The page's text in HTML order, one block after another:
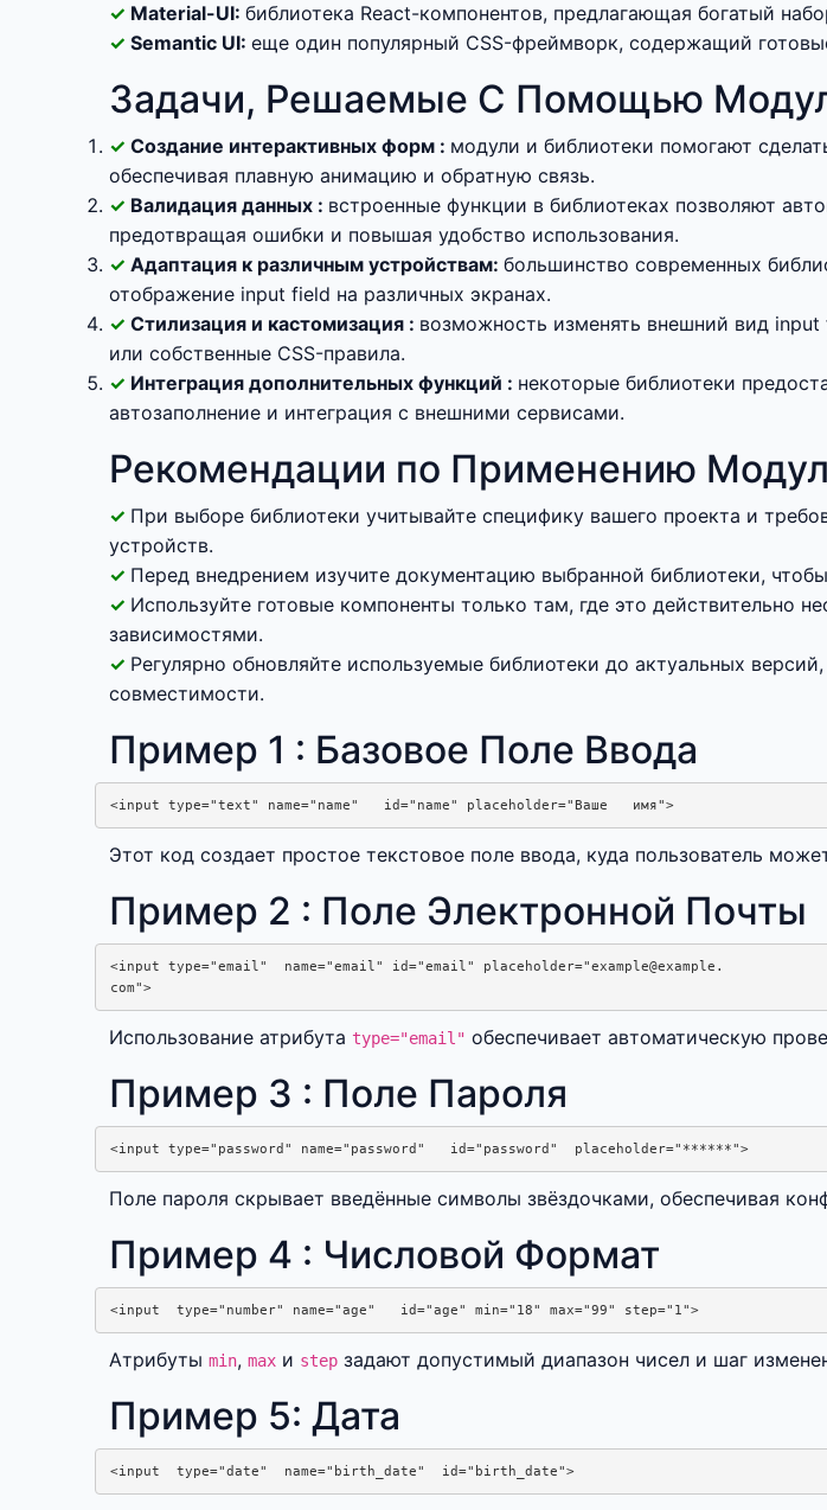
Material-UI: библиотека React-компонентов, предлагающая богатый
Semantic UI: еще один популярный CSS-фреймворк, содержащий
Задачи, Решаемые С Помощью
Создание интерактивных форм : модули и библиотеки помогают
обеспечивая плавную анимацию и обратную связь.
Валидация данных : встроенные функции в библиотеках позволяют
предотвращая ошибки и повышая удобство использования.
Адаптация к различным устройствам: большинство современных
отображение input field на различных экранах.
Стилизация и кастомизация : возможность изменять внешний вид input
или собственные CSS-правила.
Интеграция дополнительных функций : некоторые библиотеки
автозаполнение и интеграция с внешними сервисами.
Рекомендации по Применению
При выборе библиотеки учитывайте специфику вашего проекта и
устройств.
Перед внедрением изучите документацию выбранной библиотеки,
Используйте готовые компоненты только там, где это действительно
зависимостями.
Регулярно обновляйте используемые библиотеки до актуальных
совместимости.
Пример 1 : Базовое Поле Ввода
Этот код создает простое текстовое поле ввода, куда пользователь
Пример 2 : Поле Электронной Почты
<input type="email"  name="email" id="email" placeholder="example@example.
Использование атрибута type="email" обеспечивает автоматическую
Пример 3 : Поле Пароля
Поле пароля скрывает введённые символы звёздочками, обеспечивая
Пример 4 : Числовой Формат
Атрибуты min, max и step задают допустимый диапазон чисел и шаг
Пример 5: Дата